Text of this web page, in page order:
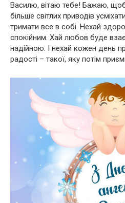
Василю, вітаю тебе! Бажаю,
більше світлих приводів
тримати все в собі. Нехай
спокійним. Хай любов буде
надійною. І нехай кожен день
радості – такої, яку потім